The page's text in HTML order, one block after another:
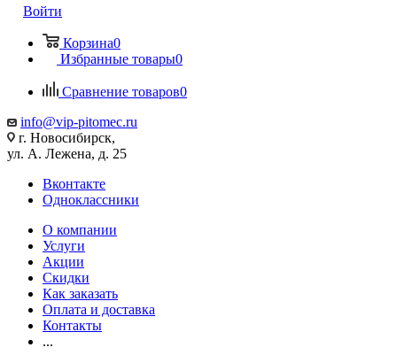
Войти
Корзина0
Избранные товары0
Сравнение товаров0
info@vip-pitomec.ru
г. Новосибирск,
ул. А. Лежена, д. 25
Вконтакте
Одноклассники
О компании
Услуги
Акции
Скидки
Как заказать
Оплата и доставка
Контакты
...